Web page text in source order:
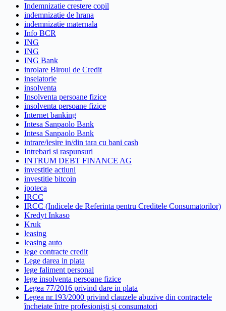
Indemnizatie crestere copil
indemnizatie de hrana
indemnizatie maternala
Info BCR
ING
ING
ING Bank
inrolare Biroul de Credit
inselatorie
insolventa
Insolventa persoane fizice
insolventa persoane fizice
Internet banking
Intesa Sanpaolo Bank
Intesa Sanpaolo Bank
intrare/iesire in/din tara cu bani cash
Intrebari si raspunsuri
INTRUM DEBT FINANCE AG
investitie actiuni
investitie bitcoin
ipoteca
IRCC
IRCC (Indicele de Referinta pentru Creditele Consumatorilor)
Kredyt Inkaso
Kruk
leasing
leasing auto
lege contracte credit
Lege darea in plata
lege faliment personal
lege insolventa persoane fizice
Legea 77/2016 privind dare in plata
Legea nr.193/2000 privind clauzele abuzive din contractele
încheiate între profesioniști și consumatori